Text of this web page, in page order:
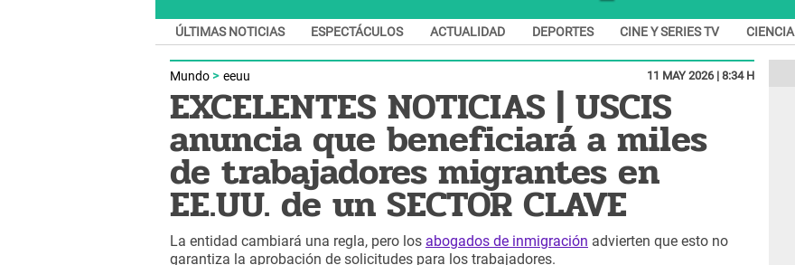
ÚLTIMAS NOTICIAS ESPECTÁCULOS ACTUALIDAD DEPORTES CINE Y SERIES TV CIENCIA
Mundo eeuu 11 MAY 2026 | 8:34 H
EXCELENTES NOTICIAS | USCIS
anuncia que beneficiará a miles
de trabajadores migrantes en
EE.UU. de un SECTOR CLAVE
La entidad cambiará una regla, pero los abogados de inmigración advierten que esto no
garantiza la aprobación de solicitudes para los trabajadores.